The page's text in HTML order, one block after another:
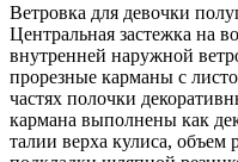
Ветровка для девочки
Центральная застежка на
внутренней наружной
прорезные карманы с
частях полочки
кармана выполнены как
талии верха кулиса, объем